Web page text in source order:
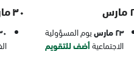
٢٣ مارس
يوم المسؤولية
الاجتماعيةأضف للتقويم
٣٠ مارس
٣٠